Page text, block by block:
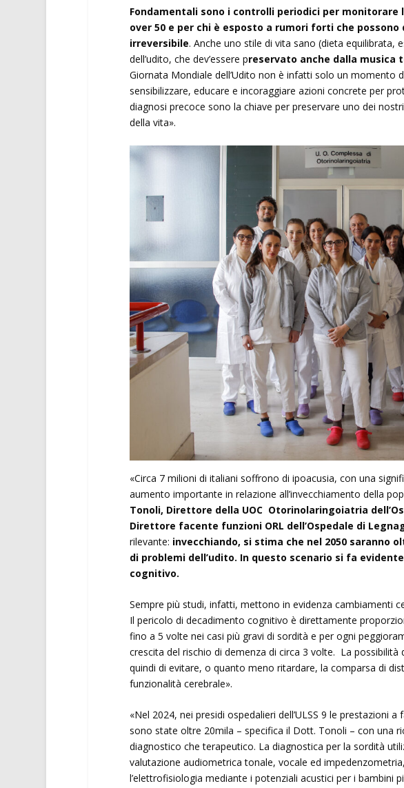
Fondamentali sono i controlli periodici per
over 50 e per chi è esposto a rumori forti che
irreversibile. Anche uno stile di vita sano (dieta equilibrata,
dell’udito, che dev’essere preservato anche dalla musica
Giornata Mondiale dell’Udito non è infatti solo un momento
sensibilizzare, educare e incoraggiare azioni concrete per
diagnosi precoce sono la chiave per preservare uno dei
della vita».
«Circa 7 milioni di italiani soffrono di ipoacusia, con una
aumento importante in relazione all’invecchiamento della
Tonoli, Direttore della UOC Otorinolaringoiatria
Direttore facente funzioni ORL dell’Ospedale di
rilevante: invecchiando, si stima che nel 2050 saranno
di problemi dell’udito. In questo scenario si fa
cognitivo.
Sempre più studi, infatti, mettono in evidenza cambiamenti
Il pericolo di decadimento cognitivo è direttamente
fino a 5 volte nei casi più gravi di sordità e per ogni
crescita del rischio di demenza di circa 3 volte. La
quindi di evitare, o quanto meno ritardare, la comparsa di
funzionalità cerebrale».
«Nel 2024, nei presidi ospedalieri dell’ULSS 9 le prestazioni
sono state oltre 20mila – specifica il Dott. Tonoli – con una
diagnostico che terapeutico. La diagnostica per la sordità
valutazione audiometrica tonale, vocale ed
l’elettrofisiologia mediante i potenziali acustici per i bambini